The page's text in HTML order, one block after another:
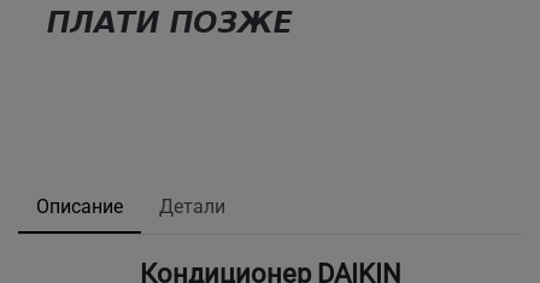
Описание Детали
Кондиционер DAIKIN